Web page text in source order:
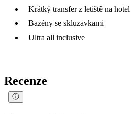
Krátký transfer z letiště na hotel
Bazény se skluzavkami
Ultra all inclusive
Recenze